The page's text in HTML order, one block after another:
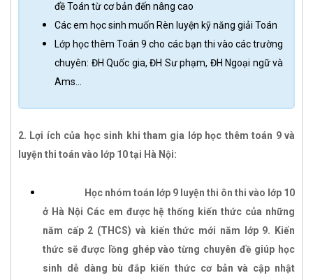
đề Toán từ cơ bản đến nâng cao
Các em học sinh muốn Rèn luyện kỹ năng giải Toán
Lớp học thêm Toán 9 cho các bạn thi vào các trường
chuyên: ĐH Quốc gia, ĐH Sư phạm, ĐH Ngoại ngữ và
Ams...
2. Lợi ích của học sinh khi tham gia lớp học thêm toán 9 và
luyện thi toán vào lớp 10 tại Hà Nội:
Học nhóm toán lớp 9 luyện thi ôn thi vào lớp 10
ở Hà Nội Các em được hệ thống kiến thức của những
năm cấp 2 (THCS) và kiến thức mới năm lớp 9. Kiến
thức sẽ được lồng ghép vào từng chuyên đề giúp học
sinh dễ dàng bù đắp kiến thức cơ bản và cập nhật